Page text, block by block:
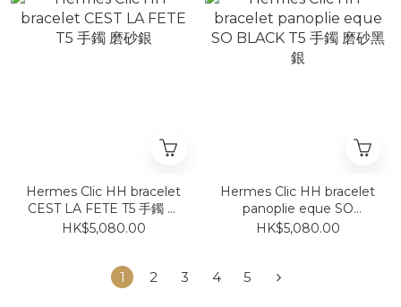
Hermes Clic HH bracelet
CEST LA FETE T5 手鐲 磨
砂銀
HK$5,080.00
Hermes Clic HH bracelet
panoplie eque SO
BLACK T5 手鐲 磨砂黑銀
HK$5,080.00
1 2 3 4 5